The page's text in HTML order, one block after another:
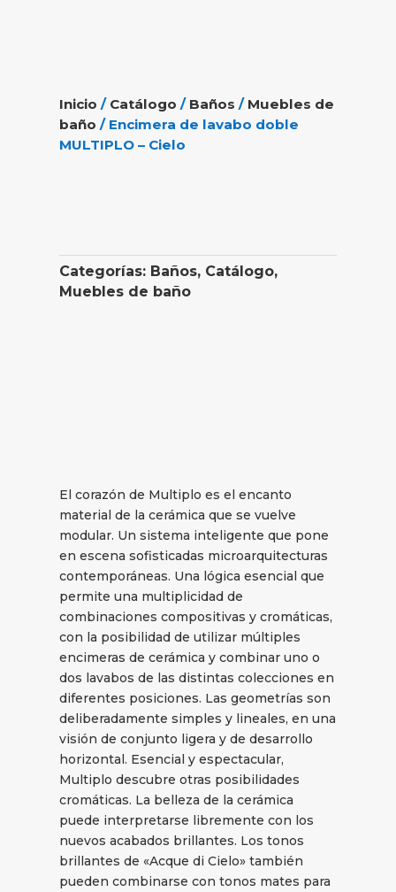
Inicio / Catálogo / Baños / Muebles de
baño / Encimera de lavabo doble
MULTIPLO – Cielo
Categorías: Baños, Catálogo,
Muebles de baño
El corazón de Multiplo es el encanto
material de la cerámica que se vuelve
modular. Un sistema inteligente que pone
en escena sofisticadas microarquitecturas
contemporáneas. Una lógica esencial que
permite una multiplicidad de
combinaciones compositivas y cromáticas,
con la posibilidad de utilizar múltiples
encimeras de cerámica y combinar uno o
dos lavabos de las distintas colecciones en
diferentes posiciones. Las geometrías son
deliberadamente simples y lineales, en una
visión de conjunto ligera y de desarrollo
horizontal. Esencial y espectacular,
Multiplo descubre otras posibilidades
cromáticas. La belleza de la cerámica
puede interpretarse libremente con los
nuevos acabados brillantes. Los tonos
brillantes de «Acque di Cielo» también
pueden combinarse con tonos mates para